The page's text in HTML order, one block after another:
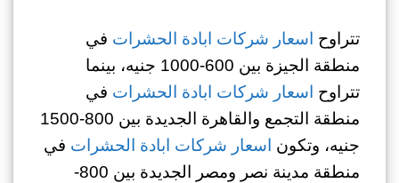
تتراوح اسعار شركات ابادة الحشرات في
منطقة الجيزة بين 600-1000 جنيه، بينما
تتراوح اسعار شركات ابادة الحشرات في
منطقة التجمع والقاهرة الجديدة بين 800-1500
جنيه، وتكون اسعار شركات ابادة الحشرات في
منطقة مدينة نصر ومصر الجديدة بين 800-